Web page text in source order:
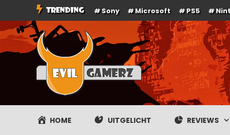
naar
de
TRENDING Sony Microsoft PS5
Evilgamerz
Het meest interessante game nieuws, reviews, coverage
HOME UITGELICHT REVIEWS